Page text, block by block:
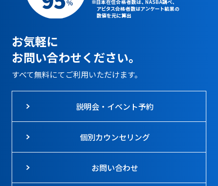
お気軽に
お問い合わせください。
すべて無料にてご利用いただけます。
説明会・イベント予約
個別カウンセリング
お問い合わせ